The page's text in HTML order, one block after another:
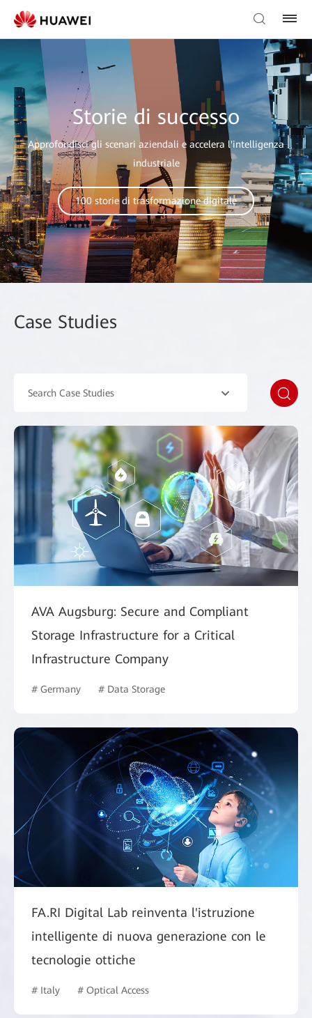
Storie di successo
Approfondisci gli scenari aziendali e accelera l'intelligenza
industriale
100 storie di trasformazione digitale
Case Studies
Search Case Studies
AVA Augsburg: Secure and Compliant
Storage Infrastructure for a Critical
Infrastructure Company
# Germany # Data Storage
FA.RI Digital Lab reinventa l'istruzione
intelligente di nuova generazione con le
tecnologie ottiche
# Italy # Optical Access